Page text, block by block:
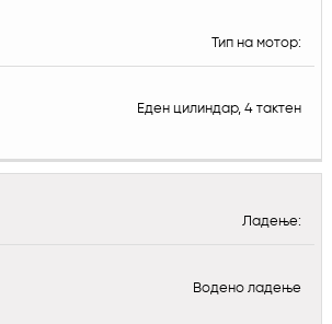
Тип на мотор:
Еден цилиндар, 4 тактен
Ладење:
Водено ладење